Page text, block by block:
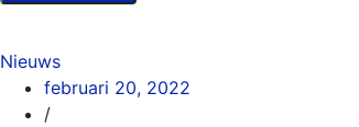
Nieuws
februari 20, 2022
/